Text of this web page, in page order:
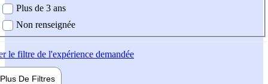
Plus de 3 ans
Non renseignée
le filtre de l'expérience demandée
Plus De Filtres